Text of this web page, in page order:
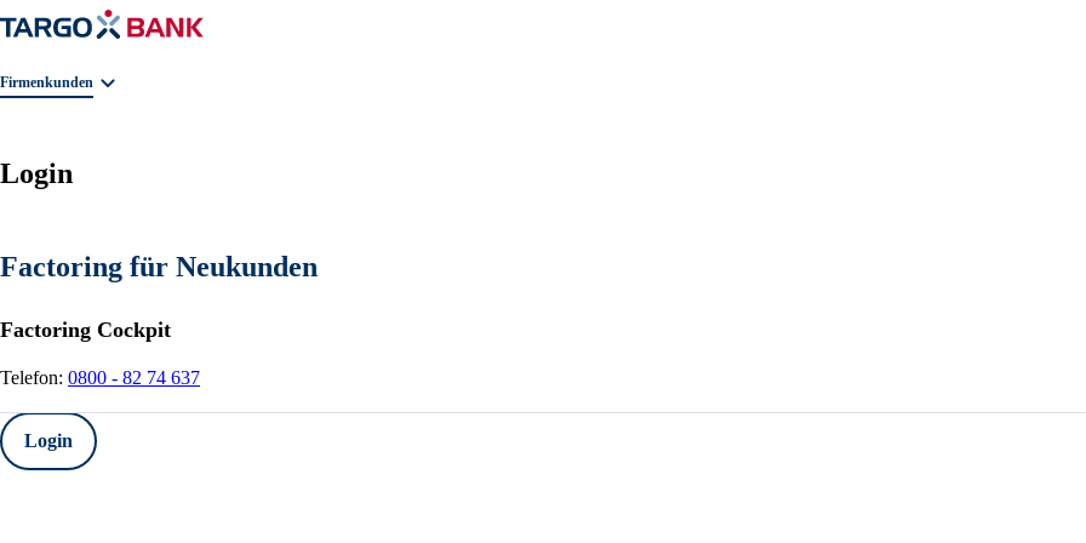
Geschäftsbereichnavigation. Aktuelle Auswahl:
Firmenkunden
Login
Factoring für Neukunden
Factoring Cockpit
Telefon: 0800 - 82 74 637
Login Factoring Cockpit